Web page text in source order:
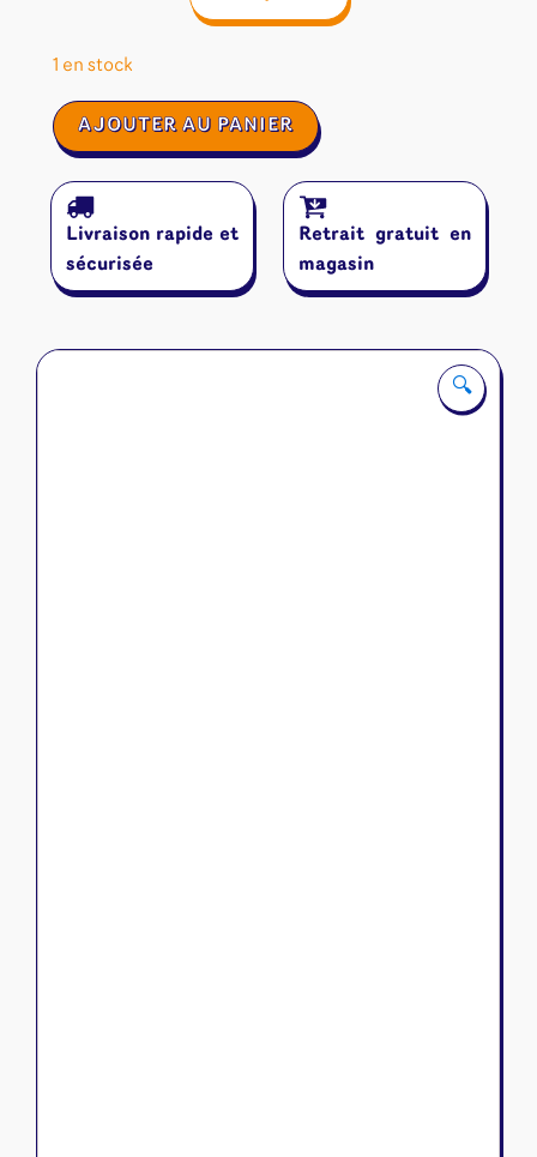
🔍
1 en stock
quantité
de
AJOUTER AU PANIER
Livraison rapide et
sécurisée
Retrait gratuit en
magasin